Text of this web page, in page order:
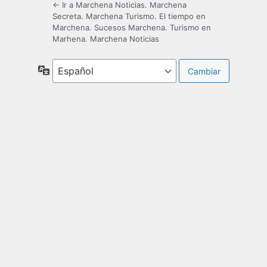
← Ir a Marchena Noticias. Marchena
Secreta. Marchena Turismo. El tiempo en
Marchena. Sucesos Marchena. Turismo en
Marhena. Marchena Noticias
Idioma